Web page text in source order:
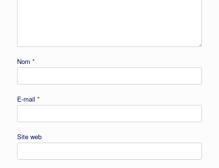
Nom *
E-mail *
Site web